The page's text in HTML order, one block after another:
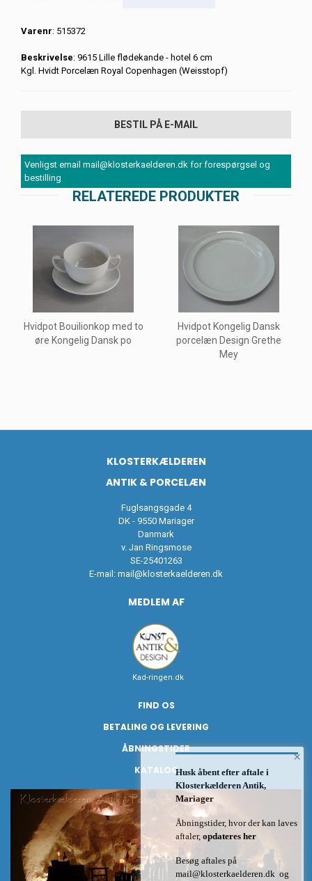
Varenr: 515372
Beskrivelse: 9615 Lille flødekande - hotel 6 cm
Kgl. Hvidt Porcelæn Royal Copenhagen (Weisstopf)
BESTIL PÅ E-MAIL
Venligst email mail@klosterkaelderen.dk for forespørgsel og
bestilling
RELATEREDE PRODUKTER
Hvidpot Bouilionkop med to
øre Kongelig Dansk po
Hvidpot Kongelig Dansk
porcelæn Design Grethe
Mey
KLOSTERKÆLDEREN
ANTIK & PORCELÆN
Fuglsangsgade 4
DK - 9550 Mariager
Danmark
v. Jan Ringsmose
SE-25401263
E-mail: mail@klosterkaelderen.dk
MEDLEM AF
Kad-ringen.dk
FIND OS
BETALING OG LEVERING
ÅBNINGSTIDER
KATALOG
×
Husk åbent efter aftale i
Klosterkælderen Antik,
Mariager
Åbningstider, hvor der kan laves
aftaler, opdateres her
Besøg aftales på
mail@klosterkaelderen.dk og